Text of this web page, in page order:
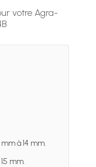
votre Agra-
à 14 mm.
mm.